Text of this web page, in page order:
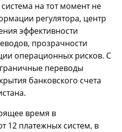
на тот момент не
регулятора, центр
эффективности
прозрачности
операционных рисков. С
переводы
банковского счета
время в
12 платежных систем, в